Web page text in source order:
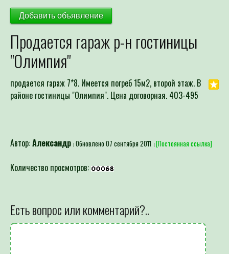
Добавить объявление
Продается гараж р-н гостиницы
"Олимпия"
продается гараж 7*8. Имеется погреб 15м2, второй этаж. В
районе гостиницы "Олимпия". Цена договорная. 403-495
Автор:Александр Обновлено 07 сентября 2011 [Постоянная ссылка]
Количество просмотров:
Есть вопрос или комментарий?..